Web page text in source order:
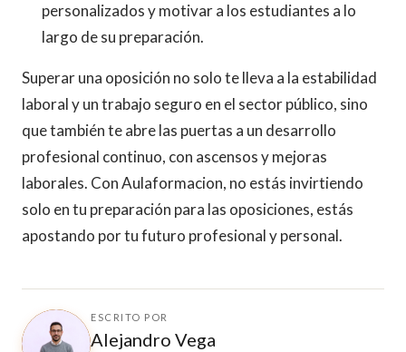
personalizados y motivar a los estudiantes a lo
largo de su preparación.
Superar una oposición no solo te lleva a la estabilidad
laboral y un trabajo seguro en el sector público, sino
que también te abre las puertas a un desarrollo
profesional continuo, con ascensos y mejoras
laborales. Con Aulaformacion, no estás invirtiendo
solo en tu preparación para las oposiciones, estás
apostando por tu futuro profesional y personal.
ESCRITO POR
Alejandro Vega